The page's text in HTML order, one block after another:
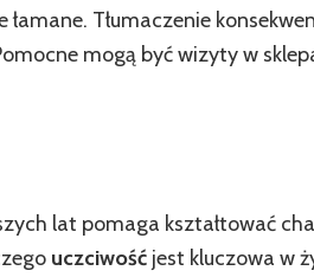
Tłumaczenie
mogą być wizyty w
lat pomaga kształtować
uczciwość jest kluczowa w